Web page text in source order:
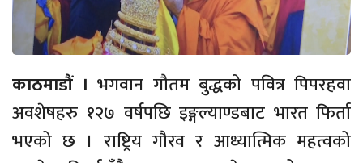
काठमाडौं । भगवान गौतम बुद्धको पवित्र पिपरहवा
अवशेषहरु १२७ वर्षपछि इङ्गल्याण्डबाट भारत फिर्ता
भएको छ । राष्ट्रिय गौरव र आध्यात्मिक महत्वको